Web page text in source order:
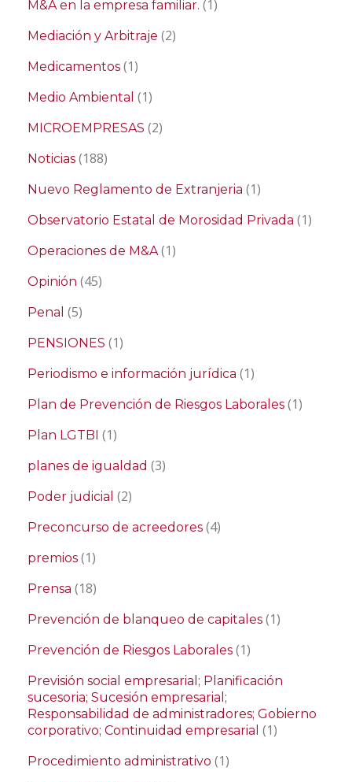
M&A en la empresa familiar. (1)
Mediación y Arbitraje (2)
Medicamentos (1)
Medio Ambiental (1)
MICROEMPRESAS (2)
Noticias (188)
Nuevo Reglamento de Extranjeria (1)
Observatorio Estatal de Morosidad Privada (1)
Operaciones de M&A(1)
Opinión (45)
Penal (5)
PENSIONES (1)
Periodismo e información jurídica (1)
Plan de Prevención de Riesgos Laborales (1)
Plan LGTBI (1)
planes de igualdad (3)
Poder judicial (2)
Preconcurso de acreedores (4)
premios (1)
Prensa (18)
Prevención de blanqueo de capitales (1)
Prevención de Riesgos Laborales (1)
Previsión social empresarial; Planificación
sucesoria; Sucesión empresarial;
Responsabilidad de administradores; Gobierno
corporativo; Continuidad empresarial (1)
Procedimiento administrativo (1)